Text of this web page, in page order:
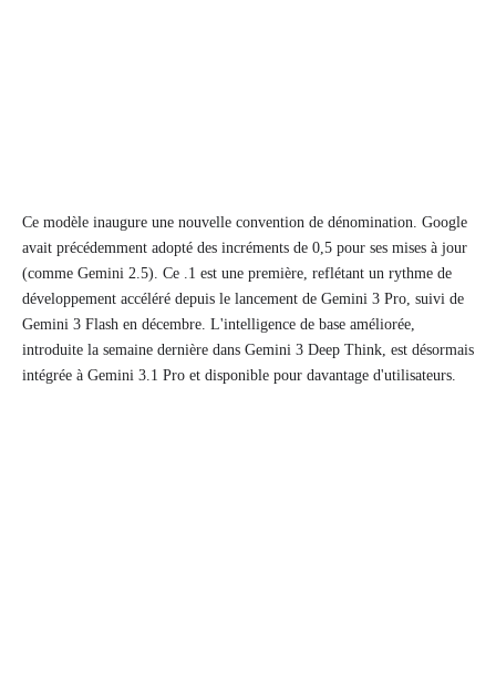
Ce modèle inaugure une nouvelle convention de dénomination. Google
avait précédemment adopté des incréments de 0,5 pour ses mises à jour
(comme Gemini 2.5). Ce .1 est une première, reflétant un rythme de
développement accéléré depuis le lancement de Gemini 3 Pro, suivi de
Gemini 3 Flash en décembre. L'intelligence de base améliorée,
introduite la semaine dernière dans Gemini 3 Deep Think, est désormais
intégrée à Gemini 3.1 Pro et disponible pour davantage d'utilisateurs.